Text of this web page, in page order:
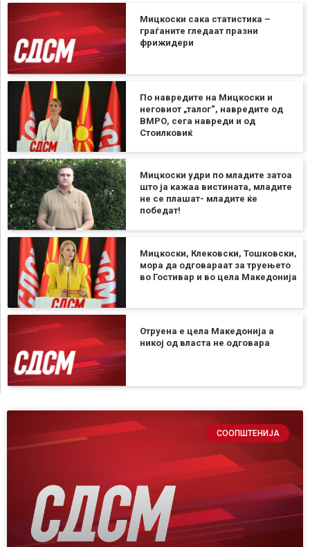
Мицкоски сака статистика –
граѓаните гледаат празни
фрижидери
По навредите на Мицкоски и
неговиот „талог“, навредите од
ВМРО, сега навреди и од
Стоилковиќ
Мицкоски удри по младите затоа
што ја кажаа вистината, младите
не се плашат- младите ќе
победат!
Мицкоски, Клековски, Тошковски,
мора да одговараат за труењето
во Гостивар и во цела Македонија
Отруена е цела Македонија а
никој од власта не одговара
СООПШТЕНИЈА